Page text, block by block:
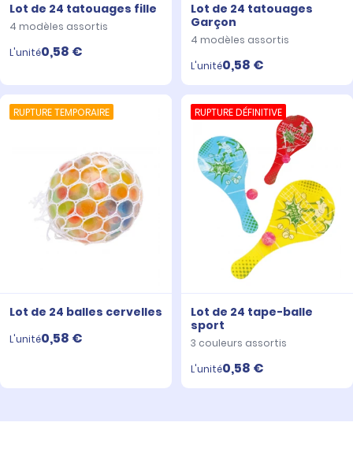
Lot de 24 tatouages fille
4 modèles assortis
L'unité0,58 €
Lot de 24 tatouages
Garçon
4 modèles assortis
L'unité0,58 €
RUPTURE TEMPORAIRE
Lot de 24 balles cervelles
L'unité0,58 €
RUPTURE DÉFINITIVE
Lot de 24 tape-balle
sport
3 couleurs assortis
L'unité0,58 €